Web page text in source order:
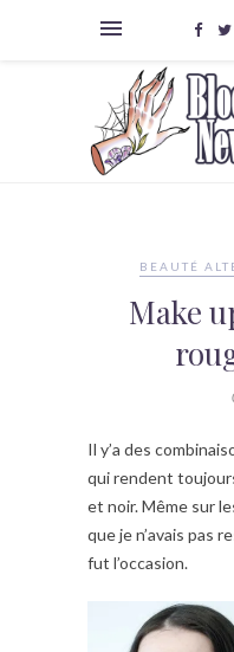
BEAUTÉ
Make
Il y’a des
qui rendent
et noir. Même sur
que je n’avais pas
fut l’occasion.